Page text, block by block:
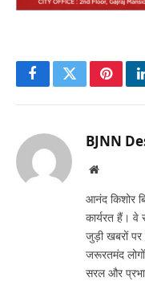
FacebookTwitter
BJNN
Website
आनंद किशोर
कार्यरत हैं। वे
जुड़ी खबरों
जरूरतमंद
सरल और